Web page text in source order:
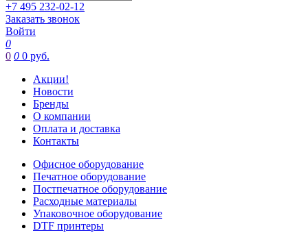
+7 495 232-02-12
Заказать звонок
Войти
0
0 0 0 руб.
Акции!
Новости
Бренды
О компании
Оплата и доставка
Контакты
Офисное оборудование
Печатное оборудование
Постпечатное оборудование
Расходные материалы
Упаковочное оборудование
DTF принтеры